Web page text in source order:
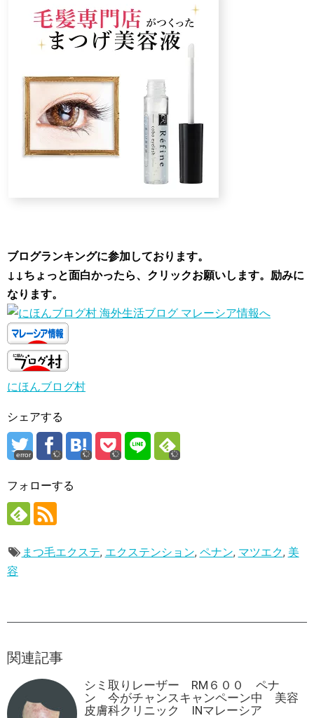
ブログランキングに参加しております。
↓↓ちょっと面白かったら、クリックお願いします。励みに
なります。
にほんブログ村
シェアする
error
フォローする
まつ毛エクステ, エクステンション, ペナン, マツエク, 美
容
関連記事
シミ取りレーザー RM６００ ペナ
ン 今がチャンスキャンペーン中 美容
皮膚科クリニック INマレーシア